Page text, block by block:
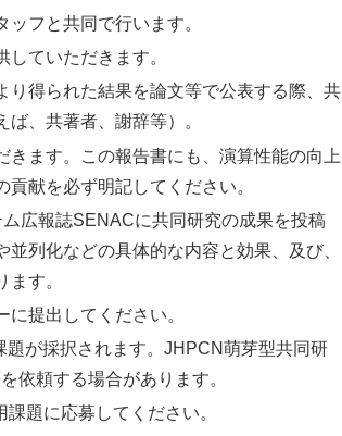
フと共同で行います。
ていただきます。
り得られた結果を論文等で公表する際、共
、共著者、謝辞等）。
ます。この報告書にも、演算性能の向上
献を必ず明記してください。
広報誌SENACに共同研究の成果を投稿
列化などの具体的な内容と効果、及び、
す。
提出してください。
が採択されます。JHPCN萌芽型共同研
依頼する場合があります。
題に応募してください。